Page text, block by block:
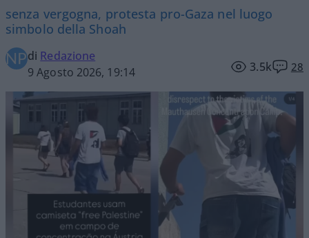
senza vergogna, protesta pro-Gaza nel luogo
simbolo della Shoah
di Redazione
9 Agosto 2026, 19:14
3.5k 28